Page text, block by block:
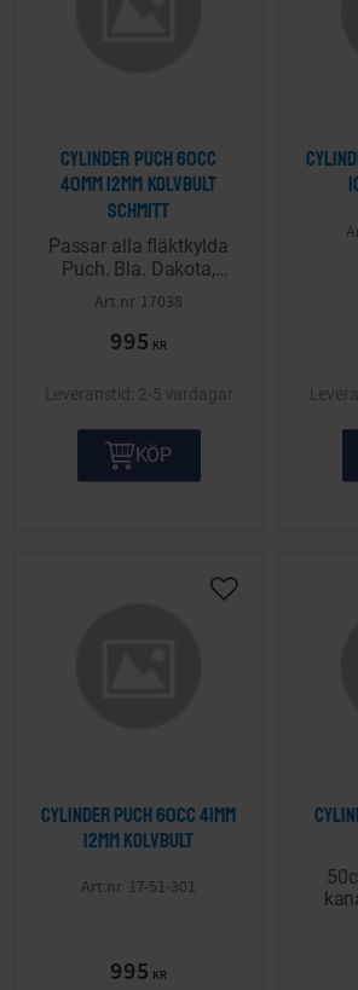
Cylinder Puch 60cc
40mm 12mm kolvbult
Schmitt
Passar alla fläktkylda
Puch. Bla. Dakota,
Florida, Alabama,
Nevada. Komplett inkl
kolv med 12mm bult.
17038
995 KR
2-5 vardagar
KÖP
Cylinder Puch 60cc 41mm
12mm kolvbult
17-51-301
995 KR
Lägg till i